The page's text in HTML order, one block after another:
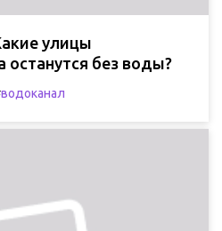
улицы
останутся без воды?
водоканал